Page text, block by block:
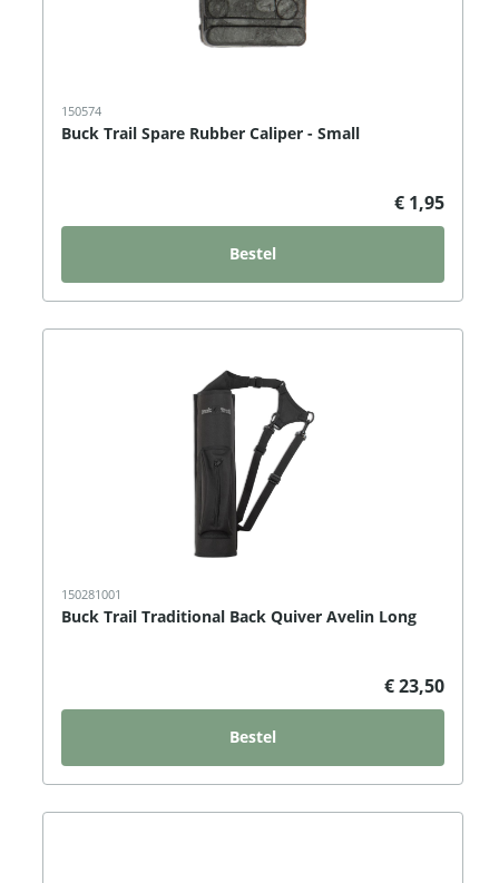
150574
Buck Trail Spare Rubber Caliper - Small
€ 1,95
Bestel
150281001
Buck Trail Traditional Back Quiver Avelin Long
€ 23,50
Bestel